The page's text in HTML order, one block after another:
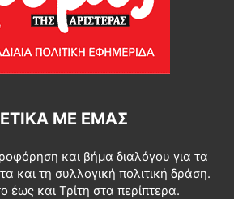
ΜΕ ΕΜΆΣ
και βήμα διαλόγου για τα
και τη συλλογική πολιτική δράση.
έως και Τρίτη στα περίπτερα.